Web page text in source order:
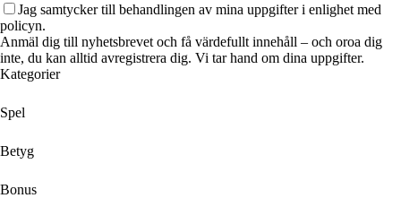
Jag samtycker till behandlingen av mina uppgifter i enlighet med
policyn.
Anmäl dig till nyhetsbrevet och få värdefullt innehåll – och oroa dig
inte, du kan alltid avregistrera dig. Vi tar hand om dina uppgifter.
Kategorier
Spel
Betyg
Bonus